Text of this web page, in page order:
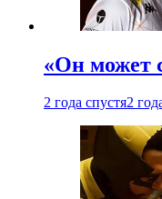
«Он может
2 года спустя2